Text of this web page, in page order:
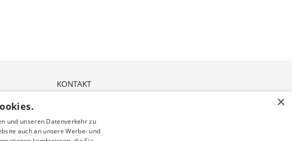
KONTAKT
Öffnungszeiten:
×
und unseren Datenverkehr zu
auch an unsere Werbe- und